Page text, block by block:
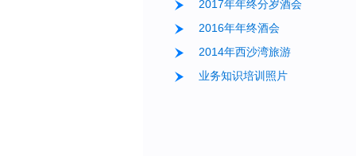
2017年年终分岁酒会
2016年年终酒会
2014年西沙湾旅游
业务知识培训照片